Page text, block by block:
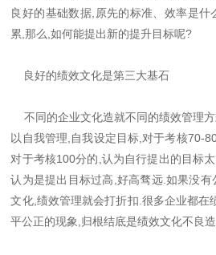
良好的基础数据,原先的标准、效率是什
累,那么,如何能提出新的提升目标呢?
良好的绩效文化是第三大基石
不同的企业文化造就不同的绩效管理方
以自我管理,自我设定目标,对于考核70-
对于考核100分的,认为自行提出的目标
认为是提出目标过高,好高骛远.如果没
文化,绩效管理就会打折扣.很多企业都在
平公正的现象,归根结底是绩效文化不良造